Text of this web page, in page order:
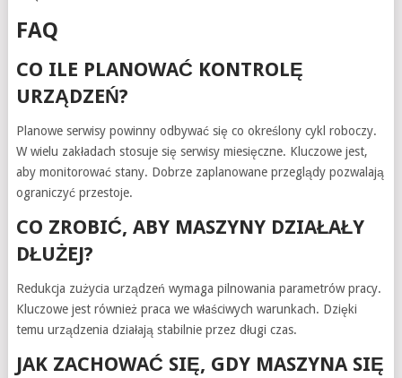
FAQ
CO ILE PLANOWAĆ KONTROLĘ
URZĄDZEŃ?
Planowe serwisy powinny odbywać się co określony cykl roboczy.
W wielu zakładach stosuje się serwisy miesięczne. Kluczowe jest,
aby monitorować stany. Dobrze zaplanowane przeglądy pozwalają
ograniczyć przestoje.
CO ZROBIĆ, ABY MASZYNY DZIAŁAŁY
DŁUŻEJ?
Redukcja zużycia urządzeń wymaga pilnowania parametrów pracy.
Kluczowe jest również praca we właściwych warunkach. Dzięki
temu urządzenia działają stabilnie przez długi czas.
JAK ZACHOWAĆ SIĘ, GDY MASZYNA SIĘ